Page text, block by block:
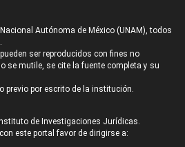
Autónoma de México (UNAM), todos
ser reproducidos con fines no
se mutile, se cite la fuente completa y su
previo por escrito de la institución.
de Investigaciones Jurídicas.
este portal favor de dirigirse a: